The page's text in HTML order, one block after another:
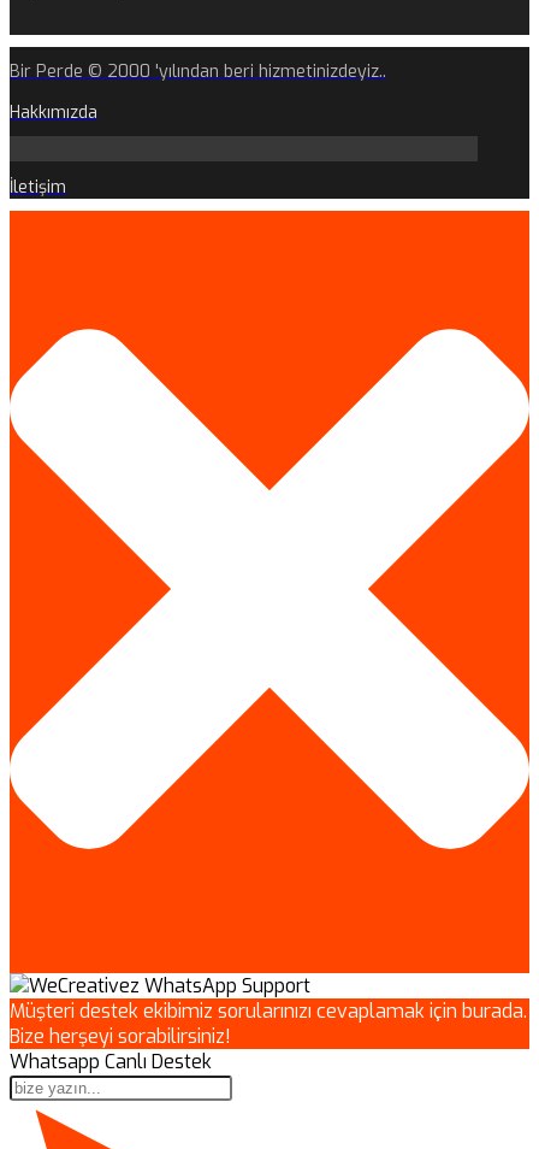
Bir Perde © 2000 'yılından beri hizmetinizdeyiz..
Hakkımızda
İletişim
Müşteri destek ekibimiz sorularınızı cevaplamak için burada.
Bize herşeyi sorabilirsiniz!
Whatsapp Canlı Destek